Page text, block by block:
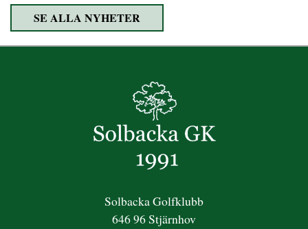
SE ALLA NYHETER
Solbacka Golfklubb
646 96 Stjärnhov